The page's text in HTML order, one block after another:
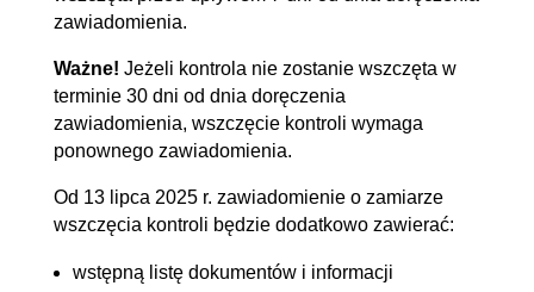
zawiadomienia.
Ważne! Jeżeli kontrola nie zostanie wszczęta w
terminie 30 dni od dnia doręczenia
zawiadomienia, wszczęcie kontroli wymaga
ponownego zawiadomienia.
Od 13 lipca 2025 r. zawiadomienie o zamiarze
wszczęcia kontroli będzie dodatkowo zawierać:
wstępną listę dokumentów i informacji